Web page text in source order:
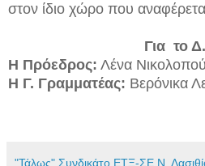
στον ίδιο χώρο που
Για το
Η Πρόεδρος: Λένα
Η Γ. Γραμματέας: Βερόνικα
"Τάλως" Συνδικάτο ΕΤΞ-ΣΕ Ν.